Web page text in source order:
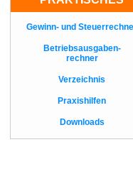
Gewinn- und
Betriebsausgaben-
rechner
Verzeichnis
Praxishilfen
Downloads